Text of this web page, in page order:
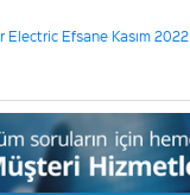
Electric Efsane Kasım 2022